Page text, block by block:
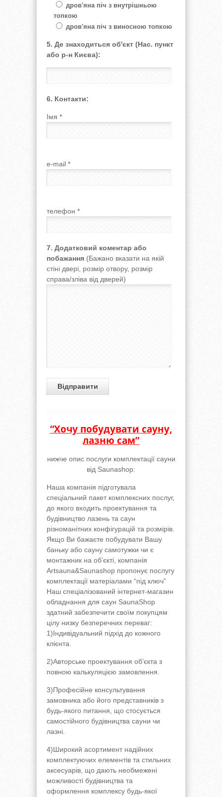
дров'яна піч з внутрішньою
топкою
дров'яна піч з виносною топкою
5. Де знаходиться об'єкт (Нас. пункт
або р-н Києва):
6. Контакти:
Імя *
e-mail *
телефон *
7. Додатковий коментар або
побажання (Бажано вказати на якій
стіні двері, розмір отвору, розмір
справа/зліва від дверей)
“Хочу побудувати сауну,
лазню сам”
нижче опис послуги комплектації сауни
від Saunashop:
Наша компанія підготувала
спеціальний пакет комплексних послуг,
до якого входить проектування та
будівництво лазень та саун
різноманітних конфігурацій та розмірів.
Якщо Ви бажаєте побудувати Вашу
баньку або сауну самотужки чи є
монтажник на об’єкті, компанія
Artsauna&Saunashop пропонує послугу
комплектації матеріалами “під ключ”
Наш спеціалізований інтернет-магазин
обладнання для саун SaunaShop
здатний забезпечити своїм покупцям
цілу низку безперечних переваг:
1)Індивідуальний підхід до кожного
клієнта.
2)Авторське проектування об’єкта з
повною калькуляцією замовлення.
3)Професійне консультування
замовника або його представників з
будь-якого питання, що стосується
самостійного будівництва сауни чи
лазні.
4)Широкий асортимент надійних
комплектуючих елементів та стильних
аксесуарів, що дають необмежені
можливості будівництва та
оформлення комплексу будь-якої